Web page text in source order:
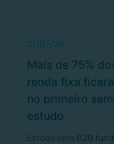
21/07/26
Mais de 75%
renda fixa
no primeiro
estudo
Estudo com 829